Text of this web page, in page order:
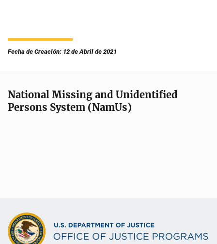
Fecha de Creación: 12 de Abril de 2021
National Missing and Unidentified
Persons System (NamUs)